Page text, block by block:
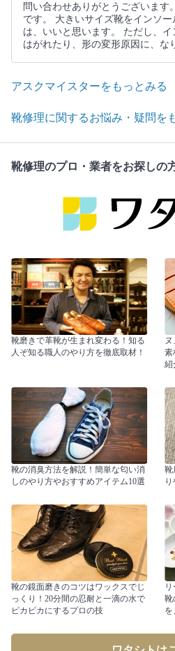
問い合わせありがとうございます
です。 大きいサイズ靴をインソ
は、いいと思います。 ただし、
はがれたり、形の変形原因に、な
アスクマイスターをもっとみる
靴修理に関するお悩み・疑問を
靴修理のプロ・業者をお探しの
靴磨きで革靴が生まれ変わる！知る
人ぞ知る職人のやり方を徹底取材！
素
紹
靴の消臭方法を解説！簡単な匂い消
しのやり方やおすすめアイテム10選
靴
靴の鏡面磨きのコツはワックスでじ
っくり！20分間の忍耐と一滴の水で
ピカピカにするプロの技
靴
を